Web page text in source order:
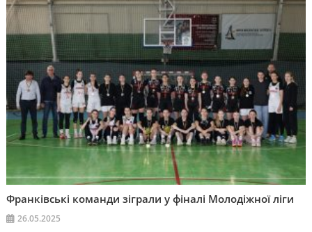
Франківські команди зіграли у фіналі Молодіжної ліги
26.05.2025